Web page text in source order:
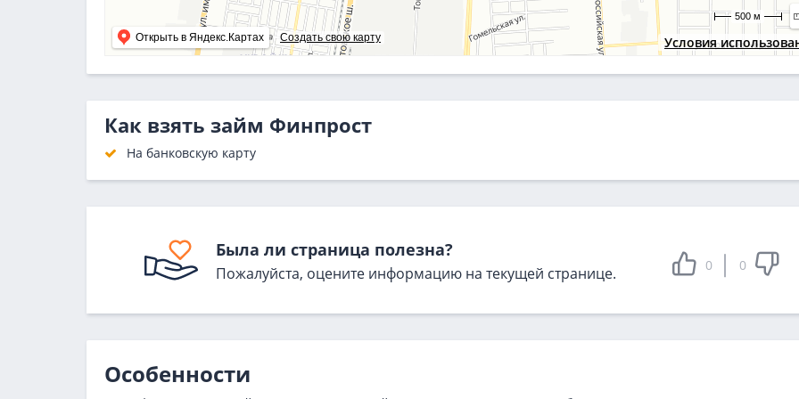
Условия
Открыть в Яндекс.Картах Создать свою карту
500 м
Как взять займ Финпрост
На банковскую карту
Была ли страница полезна?
Пожалуйста, оцените информацию на текущей странице. 0 0
Особенности